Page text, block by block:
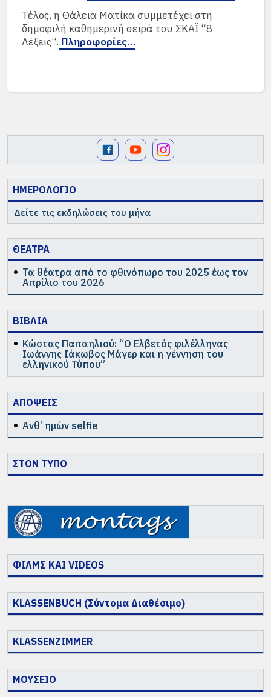
ΗΜΕΡΟΛΟΓΙΟ
Δείτε τις εκδηλώσεις του μήνα
ΘΕΑΤΡΑ
Τα θέατρα από το φθινόπωρο του 2025 έως τον
Απρίλιο του 2026
ΒΙΒΛΙΑ
Κώστας Παπαηλιού: “Ο Ελβετός φιλέλληνας
Ιωάννης Ιάκωβος Μάγερ και η γέννηση του
ελληνικού Τύπου”
ΑΠΟΨΕΙΣ
Ανθ’ ημών selfie
ΣΤΟΝ ΤΥΠΟ
Τέλος, η Θάλεια Ματίκα συμμετέχει στη
δημοφιλή καθημερινή σειρά του ΣΚΑΪ “8
Λέξεις“. Πληροφορίες…
ΦΙΛΜΣ ΚΑΙ VIDEOS
KLASSENBUCH (Σύντομα Διαθέσιμο)
KLASSENZIMMER
ΜΟΥΣΕΙΟ